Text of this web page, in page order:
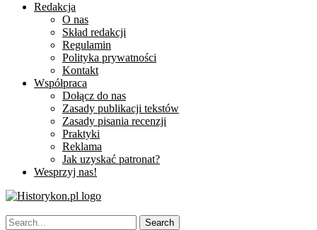
Redakcja
O nas
Skład redakcji
Regulamin
Polityka prywatności
Kontakt
Współpraca
Dołącz do nas
Zasady publikacji tekstów
Zasady pisania recenzji
Praktyki
Reklama
Jak uzyskać patronat?
Wesprzyj nas!